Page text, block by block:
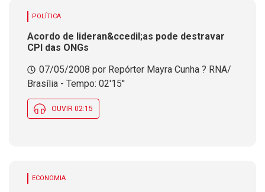
POLÍTICA
Acordo de lideran&ccedil;as pode destravar
CPI das ONGs
07/05/2008 por Repórter Mayra Cunha ? RNA/
Brasília - Tempo: 02'15''
OUVIR 02:15
ECONOMIA